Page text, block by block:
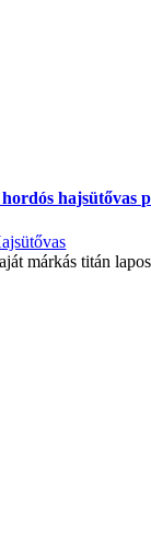
hordós hajsütővas
márkás titán